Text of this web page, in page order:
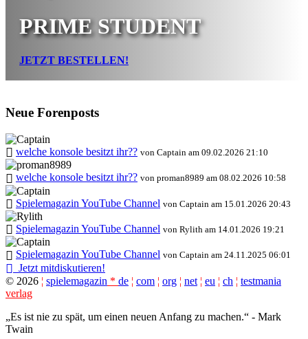
PRIME STUDENT
JETZT BESTELLEN!
Neue Forenposts
welche konsole besitzt ihr?? von Captain am 09.02.2026 21:10
welche konsole besitzt ihr?? von proman8989 am 08.02.2026 10:58
Spielemagazin YouTube Channel von Captain am 15.01.2026 20:43
Spielemagazin YouTube Channel von Rylith am 14.01.2026 19:21
Spielemagazin YouTube Channel von Captain am 24.11.2025 06:01
Jetzt mitdiskutieren!
© 2026 ¦ spielemagazin * de ¦ com ¦ org ¦ net ¦ eu ¦ ch ¦ testmania
verlag
„Es ist nie zu spät, um einen neuen Anfang zu machen.“ - Mark
Twain